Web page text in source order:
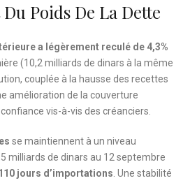
Poids De La Dette
a légèrement reculé de 4,3%
(10,2 milliards de dinars à la même
couplée à la hausse des recettes
amélioration de la couverture
vis-à-vis des créanciers.
se maintiennent à un niveau
milliards de dinars au 12 septembre
jours d’importations. Une stabilité